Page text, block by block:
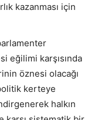
kazanması için
eğilimi karşısında
öznesi olacağı
kerteye
halkın